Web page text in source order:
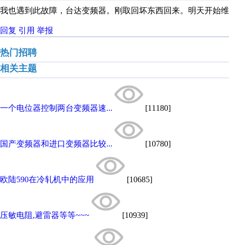
我也遇到此故障，台达变频器。刚取回坏东西回来。明天开始
回复 引用 举报
热门招聘
相关主题
一个电位器控制两台变频器速... [11180]
国产变频器和进口变频器比较... [10780]
欧陆590在冷轧机中的应用 [10685]
压敏电阻,避雷器等等~~~ [10939]